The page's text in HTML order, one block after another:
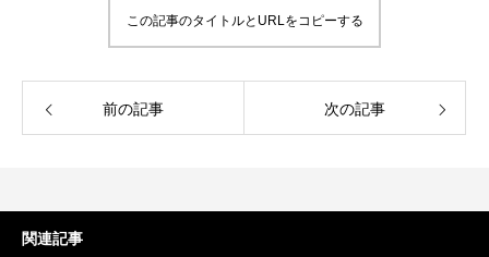
この記事のタイトルとURLをコピーする
前の記事 次の記事
関連記事